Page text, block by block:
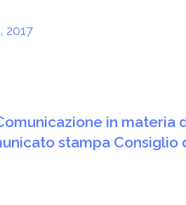
2017
in materia
stampa